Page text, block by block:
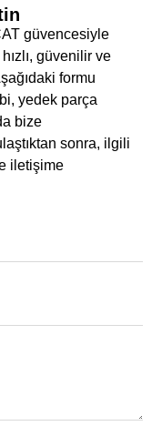
güvencesiyle
güvenilir ve
formu
yedek parça
bize
sonra, ilgili
iletişime